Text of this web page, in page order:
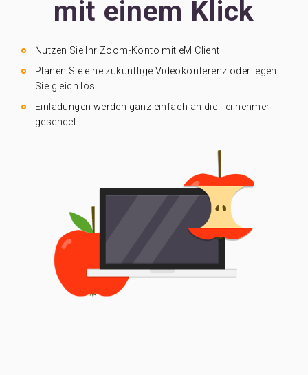
mit einem Klick
Nutzen Sie Ihr Zoom-Konto mit eM Client
Planen Sie eine zukünftige Videokonferenz oder legen
Sie gleich los
Einladungen werden ganz einfach an die Teilnehmer
gesendet